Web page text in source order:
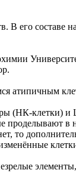
В его
атипичным
(НК-клетки)
в
то